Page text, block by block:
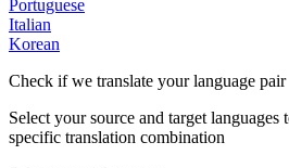
Portuguese
Italian
Korean
Check if we translate yourlanguage pair
Select your source and target
specific translation combination